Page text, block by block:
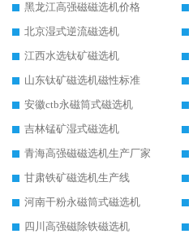
黑龙江高强磁磁选机价格
北京湿式逆流磁选机
江西水选钛矿磁选机
山东钛矿磁选机磁性标准
安徽ctb永磁筒式磁选机
吉林锰矿湿式磁选机
青海高强磁磁选机生产厂家
甘肃铁矿磁选机生产线
河南干粉永磁筒式磁选机
四川高强磁除铁磁选机